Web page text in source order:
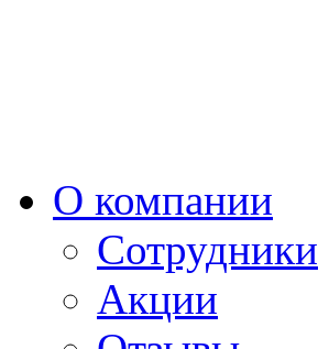
О компании
Сотрудники
Акции